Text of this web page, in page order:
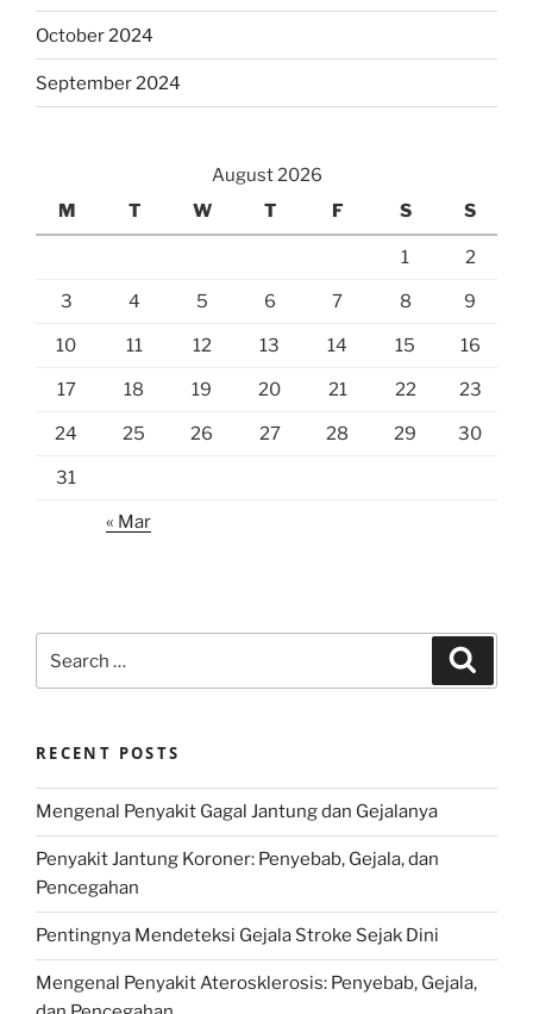
October 2024
September 2024
August 2026
M
T W T F S S
1 2
3 4 5 6 7 8 9
10 11 12 13 14 15 16
17 18 19 20 21 22 23
24 25 26 27 28 29 30
31
« Mar
for:
RECENT POSTS
Mengenal Penyakit Gagal Jantung dan Gejalanya
Penyakit Jantung Koroner: Penyebab, Gejala, dan
Pencegahan
Pentingnya Mendeteksi Gejala Stroke Sejak Dini
Mengenal Penyakit Aterosklerosis: Penyebab, Gejala,